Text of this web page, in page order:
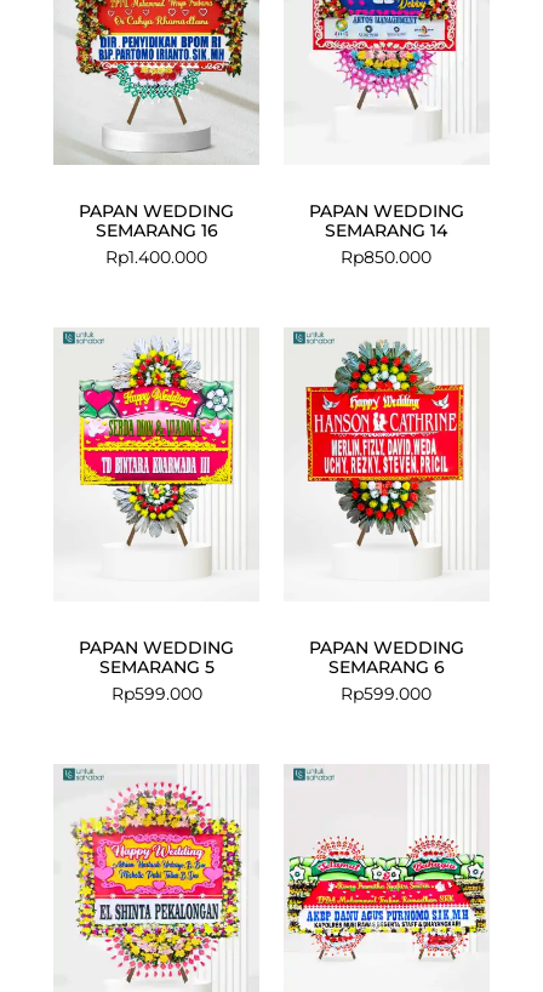
PAPAN WEDDING
SEMARANG 16
Rp1.400.000
PAPAN WEDDING
SEMARANG 14
Rp850.000
PAPAN WEDDING
SEMARANG 5
Rp599.000
PAPAN WEDDING
SEMARANG 6
Rp599.000